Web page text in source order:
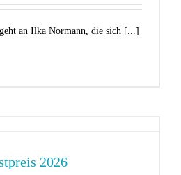
an Ilka Normann, die sich [...]
2026